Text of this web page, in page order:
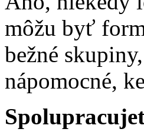
môžu byť
bežné
nápomocné,